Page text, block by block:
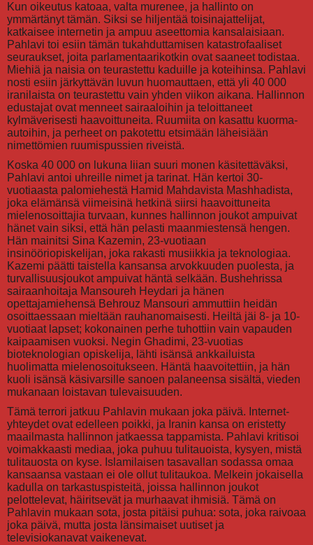
Kun oikeutus katoaa, valta murenee, ja hallinto on
ymmärtänyt tämän. Siksi se hiljentää toisinajattelijat,
katkaisee internetin ja ampuu aseettomia kansalaisiaan.
Pahlavi toi esiin tämän tukahduttamisen katastrofaaliset
seuraukset, joita parlamentaarikotkin ovat saaneet todistaa.
Miehiä ja naisia on teurastettu kaduille ja koteihinsa. Pahlavi
nosti esiin järkyttävän luvun huomauttaen, että yli 40 000
iranilaista on teurastettu vain yhden viikon aikana. Hallinnon
edustajat ovat menneet sairaaloihin ja teloittaneet
kylmäverisesti haavoittuneita. Ruumiita on kasattu kuorma-
autoihin, ja perheet on pakotettu etsimään läheisiään
nimettömien ruumispussien riveistä.
Koska 40 000 on lukuna liian suuri monen käsitettäväksi,
Pahlavi antoi uhreille nimet ja tarinat. Hän kertoi 30-
vuotiaasta palomiehestä Hamid Mahdavista Mashhadista,
joka elämänsä viimeisinä hetkinä siirsi haavoittuneita
mielenosoittajia turvaan, kunnes hallinnon joukot ampuivat
hänet vain siksi, että hän pelasti maanmiestensä hengen.
Hän mainitsi Sina Kazemin, 23-vuotiaan
insinööriopiskelijan, joka rakasti musiikkia ja teknologiaa.
Kazemi päätti taistella kansansa arvokkuuden puolesta, ja
turvallisuusjoukot ampuivat häntä selkään. Bushehrissa
sairaanhoitaja Mansoureh Heydari ja hänen
opettajamiehensä Behrouz Mansouri ammuttiin heidän
osoittaessaan mieltään rauhanomaisesti. Heiltä jäi 8- ja 10-
vuotiaat lapset; kokonainen perhe tuhottiin vain vapauden
kaipaamisen vuoksi. Negin Ghadimi, 23-vuotias
bioteknologian opiskelija, lähti isänsä ankkailuista
huolimatta mielenosoitukseen. Häntä haavoitettiin, ja hän
kuoli isänsä käsivarsille sanoen palaneensa sisältä, vieden
mukanaan loistavan tulevaisuuden.
Tämä terrori jatkuu Pahlavin mukaan joka päivä. Internet-
yhteydet ovat edelleen poikki, ja Iranin kansa on eristetty
maailmasta hallinnon jatkaessa tappamista. Pahlavi kritisoi
voimakkaasti mediaa, joka puhuu tulitauoista, kysyen, mistä
tulitauosta on kyse. Islamilaisen tasavallan sodassa omaa
kansaansa vastaan ei ole ollut tulitaukoa. Melkein jokaisella
kadulla on tarkastuspisteitä, joissa hallinnon joukot
pelottelevat, häiritsevät ja murhaavat ihmisiä. Tämä on
Pahlavin mukaan sota, josta pitäisi puhua: sota, joka raivoaa
joka päivä, mutta josta länsimaiset uutiset ja
televisiokanavat vaikenevat.